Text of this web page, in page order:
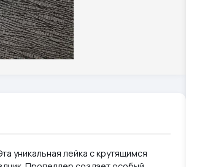
уникальная лейка с крутящимся